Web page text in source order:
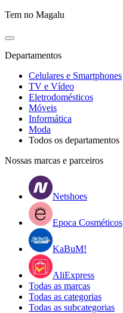
Tem no Magalu
Departamentos
Celulares e Smartphones
TV e Vídeo
Eletrodomésticos
Móveis
Informática
Moda
Todos os departamentos
Nossas marcas e parceiros
Netshoes
Epoca Cosméticos
KaBuM!
AliExpress
Todas as marcas
Todas as categorias
Todas as subcategorias